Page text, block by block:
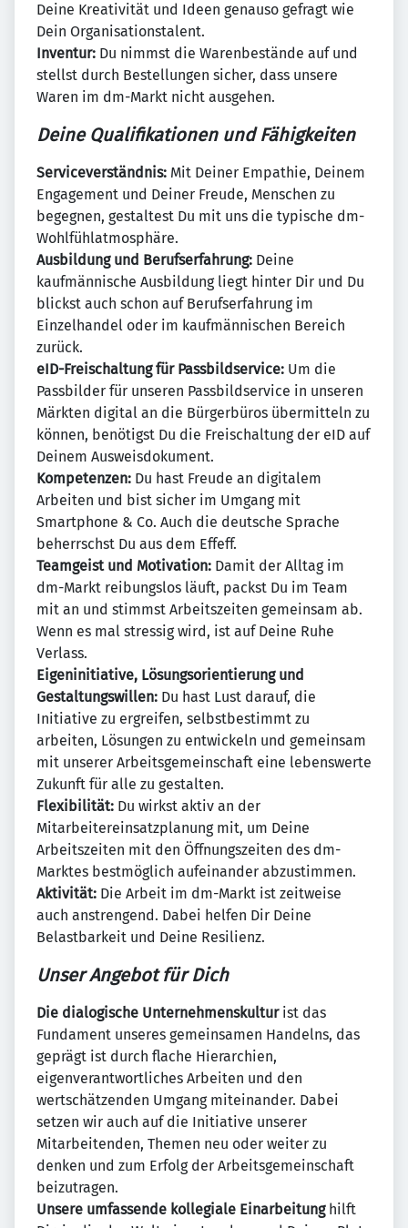
Deine Kreativität und Ideen genauso gefragt wie
Dein Organisationstalent.
Inventur: Du nimmst die Warenbestände auf und
stellst durch Bestellungen sicher, dass unsere
Waren im dm-Markt nicht ausgehen.
Deine Qualifikationen und Fähigkeiten
Serviceverständnis: Mit Deiner Empathie, Deinem
Engagement und Deiner Freude, Menschen zu
begegnen, gestaltest Du mit uns die typische dm-
Wohlfühlatmosphäre.
Ausbildung und Berufserfahrung: Deine
kaufmännische Ausbildung liegt hinter Dir und Du
blickst auch schon auf Berufserfahrung im
Einzelhandel oder im kaufmännischen Bereich
zurück.
eID-Freischaltung für Passbildservice: Um die
Passbilder für unseren Passbildservice in unseren
Märkten digital an die Bürgerbüros übermitteln zu
können, benötigst Du die Freischaltung der eID auf
Deinem Ausweisdokument.
Kompetenzen: Du hast Freude an digitalem
Arbeiten und bist sicher im Umgang mit
Smartphone & Co. Auch die deutsche Sprache
beherrschst Du aus dem Effeff.
Teamgeist und Motivation: Damit der Alltag im
dm-Markt reibungslos läuft, packst Du im Team
mit an und stimmst Arbeitszeiten gemeinsam ab.
Wenn es mal stressig wird, ist auf Deine Ruhe
Verlass.
Eigeninitiative, Lösungsorientierung und
Gestaltungswillen: Du hast Lust darauf, die
Initiative zu ergreifen, selbstbestimmt zu
arbeiten, Lösungen zu entwickeln und gemeinsam
mit unserer Arbeitsgemeinschaft eine lebenswerte
Zukunft für alle zu gestalten.
Flexibilität: Du wirkst aktiv an der
Mitarbeitereinsatzplanung mit, um Deine
Arbeitszeiten mit den Öffnungszeiten des dm-
Marktes bestmöglich aufeinander abzustimmen.
Aktivität: Die Arbeit im dm-Markt ist zeitweise
auch anstrengend. Dabei helfen Dir Deine
Belastbarkeit und Deine Resilienz.
Unser Angebot für Dich
Die dialogische Unternehmenskulturist das
Fundament unseres gemeinsamen Handelns, das
geprägt ist durch flache Hierarchien,
eigenverantwortliches Arbeiten und den
wertschätzenden Umgang miteinander. Dabei
setzen wir auch auf die Initiative unserer
Mitarbeitenden, Themen neu oder weiter zu
denken und zum Erfolg der Arbeitsgemeinschaft
beizutragen.
Unsere umfassende kollegiale Einarbeitunghilft